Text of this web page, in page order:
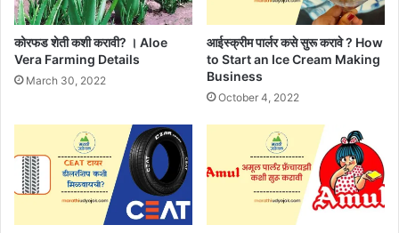
कोरफड शेती कशी करावी? । Aloe
Vera Farming Details
March 30, 2022
आईस्क्रीम पार्लर कसे सुरू करावे ? How
to Start an Ice Cream Making
Business
October 4, 2022